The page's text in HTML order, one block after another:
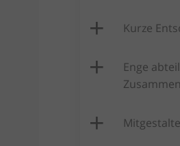
Kurze
Enge